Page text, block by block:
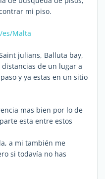
mi piso.
Malta
julians, Balluta bay,
distancias de un lugar a
y ya estas en un sitio
mas bien por lo de
esta entre estos
a mi también me
si todavía no has